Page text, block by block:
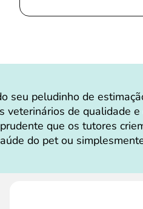
seu peludinho de
veterinários de qualidade
que os tutores
do pet ou